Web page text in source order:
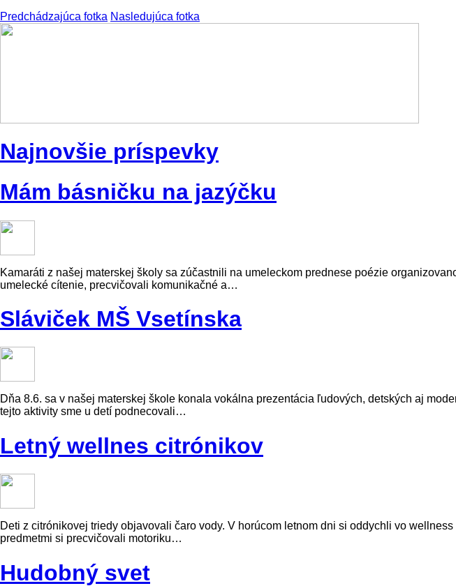
Predchádzajúca fotka Nasledujúca fotka
Najnovšie príspevky
Mám básničku na jazýčku
Kamaráti z našej materskej školy sa zúčastnili na umeleckom prednese poézie
umelecké cítenie, precvičovali komunikačné a…
Sláviček MŠ Vsetínska
Dňa 8.6. sa v našej materskej škole konala vokálna prezentácia ľudových, detských aj
tejto aktivity sme u detí podnecovali…
Letný wellnes citrónikov
Deti z citrónikovej triedy objavovali čaro vody. V horúcom letnom dni si oddychli vo
predmetmi si precvičovali motoriku…
Hudobný svet